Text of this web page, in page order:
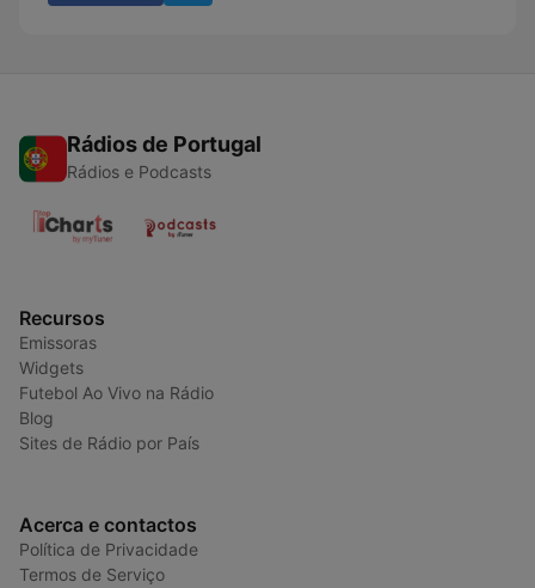
Rádios de Portugal
Rádios e Podcasts
Recursos
Emissoras
Widgets
Futebol Ao Vivo na Rádio
Blog
Sites de Rádio por País
Acerca e contactos
Política de Privacidade
Termos de Serviço